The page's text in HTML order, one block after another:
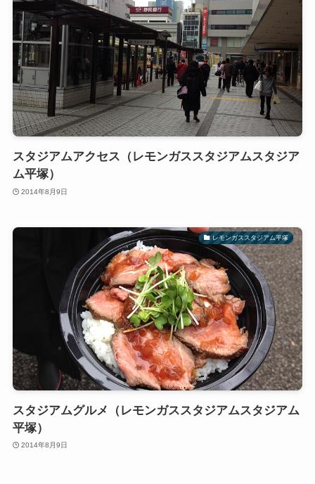
スタジアムアクセス（レモンガススタジアムスタジア
ム平塚）
2014年8月9日
レモンガススタジアム平塚
スタジアムグルメ（レモンガススタジアムスタジアム
平塚）
2014年8月9日